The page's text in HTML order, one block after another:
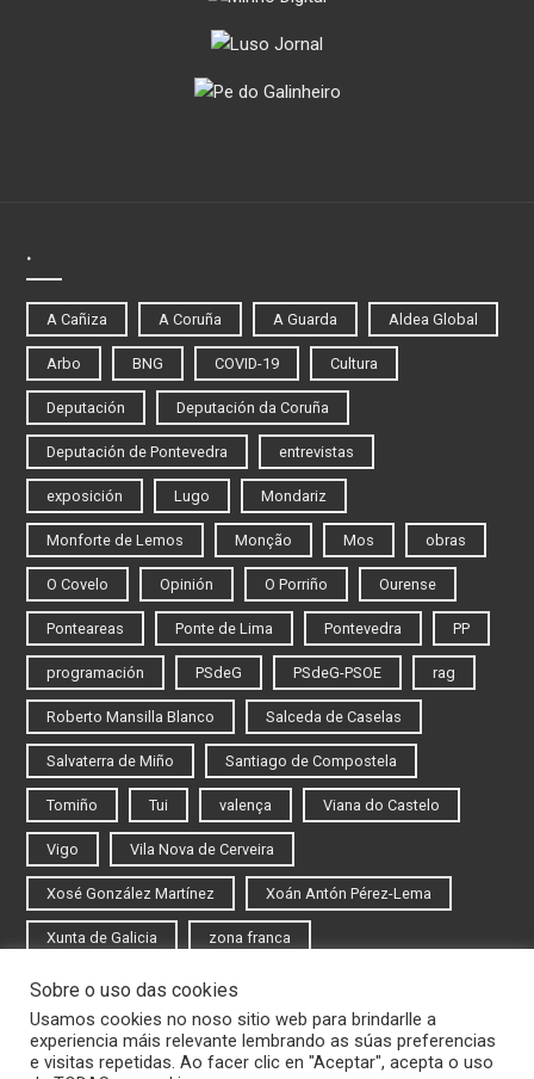
.
A Cañiza A Coruña A Guarda Aldea Global
Arbo BNG COVID-19 Cultura
Deputación Deputación da Coruña
Deputación de Pontevedra entrevistas
exposición Lugo Mondariz
Monforte de Lemos Monção Mos obras
O Covelo Opinión O Porriño Ourense
Ponteareas Ponte de Lima Pontevedra PP
programación PSdeG PSdeG-PSOE rag
Roberto Mansilla Blanco Salceda de Caselas
Salvaterra de Miño Santiago de Compostela
Tomiño Tui valença Viana do Castelo
Vigo Vila Nova de Cerveira
Xosé González Martínez Xoán Antón Pérez-Lema
Xunta de Galicia zona franca
Iniciar sesión
Rexistrarse
Sobre o uso das cookies
Usamos cookies no noso sitio web para brindarlle a
experiencia máis relevante lembrando as súas preferencias
e visitas repetidas. Ao facer clic en "Aceptar", acepta o uso